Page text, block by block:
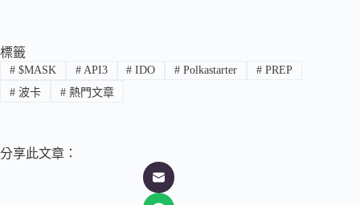
標籤
#$MASK #API3 # IDO # Polkastarter # PREP
#波卡 #熱門文章
分享此文章：